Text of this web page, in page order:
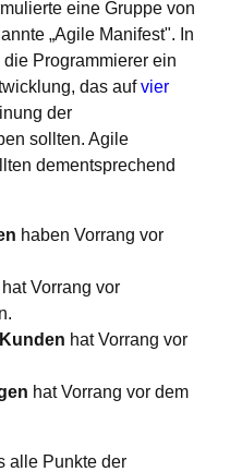
eine Gruppe von
„Agile Manifest". In
Programmierer ein
das aufvier
der
sollten. Agile
dementsprechend
haben Vorrang vor
hat Vorrang vor
hat Vorrang vor
hat Vorrang vor dem
alle Punkte der